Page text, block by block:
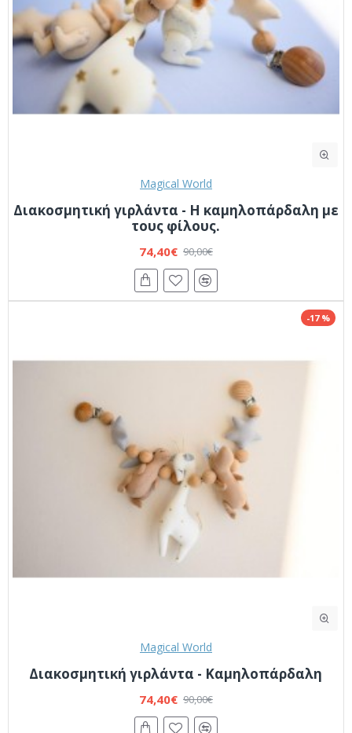
Magical World
Διακοσμητική γιρλάντα - Η καμηλοπάρδαλη με
τους φίλους.
74,40€ 90,00€
-17 %
Magical World
Διακοσμητική γιρλάντα - Καμηλοπάρδαλη
74,40€ 90,00€